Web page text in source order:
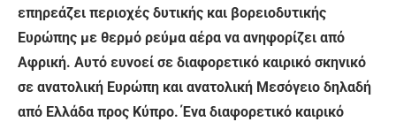
επηρεάζει περιοχές δυτικής και βορειοδυτικής
Ευρώπης με θερμό ρεύμα αέρα να ανηφορίζει από
Αφρική. Αυτό ευνοεί σε διαφορετικό καιρικό σκηνικό
σε ανατολική Ευρώπη και ανατολική Μεσόγειο δηλαδή
από Ελλάδα προς Κύπρο. Ένα διαφορετικό καιρικό